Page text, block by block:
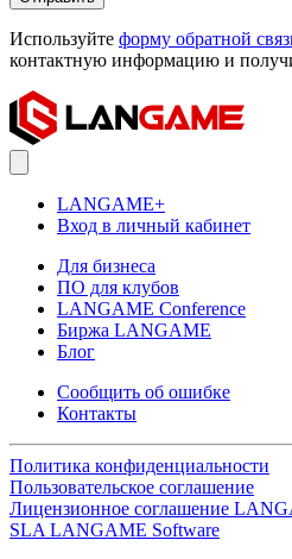
Используйте форму обратной
контактную информацию и
LANGAME+
Вход в личный кабинет
Для бизнеса
ПО для клубов
LANGAME Conference
Биржа LANGAME
Блог
Сообщить об ошибке
Контакты
Политика конфиденциальности
Пользовательское соглашение
Лицензионное соглашение
SLA LANGAME Software